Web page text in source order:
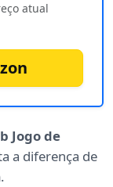
atual
Jogo de
a diferença de
.